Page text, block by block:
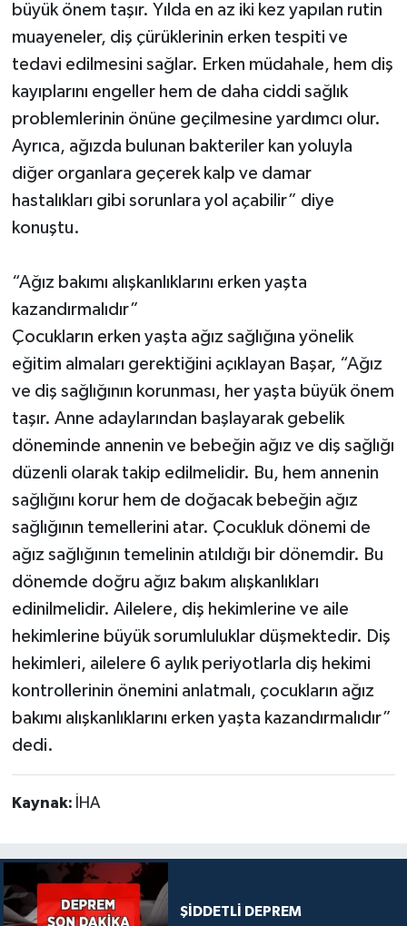
büyük önem taşır. Yılda en az iki kez yapılan rutin
muayeneler, diş çürüklerinin erken tespiti ve
tedavi edilmesini sağlar. Erken müdahale, hem diş
kayıplarını engeller hem de daha ciddi sağlık
problemlerinin önüne geçilmesine yardımcı olur.
Ayrıca, ağızda bulunan bakteriler kan yoluyla
diğer organlara geçerek kalp ve damar
hastalıkları gibi sorunlara yol açabilir” diye
konuştu.
“Ağız bakımı alışkanlıklarını erken yaşta
kazandırmalıdır”
Çocukların erken yaşta ağız sağlığına yönelik
eğitim almaları gerektiğini açıklayan Başar, “Ağız
ve diş sağlığının korunması, her yaşta büyük önem
taşır. Anne adaylarından başlayarak gebelik
döneminde annenin ve bebeğin ağız ve diş sağlığı
düzenli olarak takip edilmelidir. Bu, hem annenin
sağlığını korur hem de doğacak bebeğin ağız
sağlığının temellerini atar. Çocukluk dönemi de
ağız sağlığının temelinin atıldığı bir dönemdir. Bu
dönemde doğru ağız bakım alışkanlıkları
edinilmelidir. Ailelere, diş hekimlerine ve aile
hekimlerine büyük sorumluluklar düşmektedir. Diş
hekimleri, ailelere 6 aylık periyotlarla diş hekimi
kontrollerinin önemini anlatmalı, çocukların ağız
bakımı alışkanlıklarını erken yaşta kazandırmalıdır”
dedi.
Kaynak: İHA
ŞİDDETLİ DEPREM